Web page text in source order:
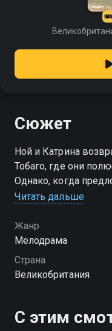
Сюжет
Ной и Катрина
Тобаго, где они
Однако, когда
отклоняется, рай
Читать дальше
Жанр
Мелодрама
Страна
Великобритания
С этим